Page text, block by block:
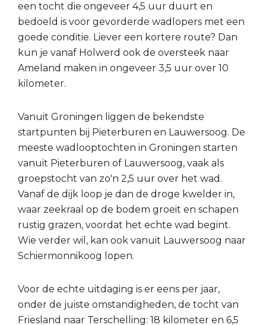
een tocht die ongeveer 4,5 uur duurt en
bedoeld is voor gevorderde wadlopers met een
goede conditie. Liever een kortere route? Dan
kun je vanaf Holwerd ook de oversteek naar
Ameland maken in ongeveer 3,5 uur over 10
kilometer.
Vanuit Groningen liggen de bekendste
startpunten bij Pieterburen en Lauwersoog. De
meeste wadlooptochten in Groningen starten
vanuit Pieterburen of Lauwersoog, vaak als
groepstocht van zo'n 2,5 uur over het wad.
Vanaf de dijk loop je dan de droge kwelder in,
waar zeekraal op de bodem groeit en schapen
rustig grazen, voordat het echte wad begint.
Wie verder wil, kan ook vanuit Lauwersoog naar
Schiermonnikoog lopen.
Voor de echte uitdaging is er eens per jaar,
onder de juiste omstandigheden, de tocht van
Friesland naar Terschelling: 18 kilometer en 6,5